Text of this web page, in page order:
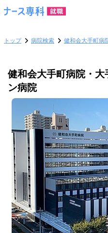
トップ 病院検索 健和会大手町病
健和会大手町病院・
ン病院